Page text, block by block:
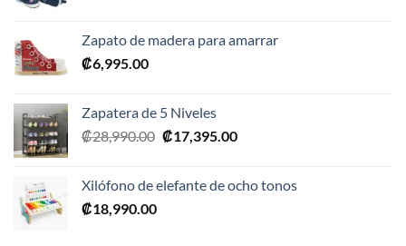
Zapato de madera para amarrar
₡6,995.00
Zapatera de 5 Niveles
₡28,990.00 El
era:
₡17,395.00El
es:
Xilófono de elefante de ocho tonos
₡18,990.00